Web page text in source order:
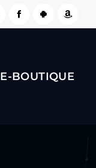
BERNARD MINET -
E-BOUTIQUE